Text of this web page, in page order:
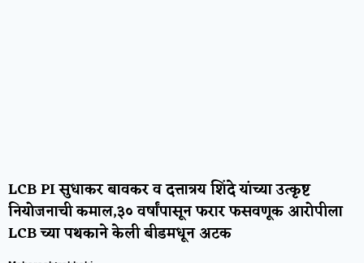
LCB PI सुधाकर बावकर व दत्तात्रय शिंदे यांच्या उत्कृष्ट
नियोजनाची कमाल,३० वर्षांपासून फरार फसवणूक आरोपीला
LCB च्या पथकाने केली बीडमधून अटक